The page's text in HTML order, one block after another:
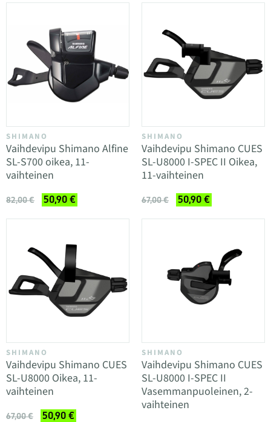
SHIMANO
Vaihdevipu Shimano Alfine
SL-S700 oikea, 11-
vaihteinen
82,00 € 50,90 €
SHIMANO
Vaihdevipu Shimano CUES
SL-U8000 I-SPEC II Oikea,
11-vaihteinen
67,00 € 50,90 €
SHIMANO
Vaihdevipu Shimano CUES
SL-U8000 Oikea, 11-
vaihteinen
67,00 € 50,90 €
SHIMANO
Vaihdevipu Shimano CUES
SL-U8000 I-SPEC II
Vasemmanpuoleinen, 2-
vaihteinen